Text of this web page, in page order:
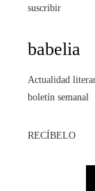
suscribir
babelia
Actualidad
boletín semanal
RECÍBELO